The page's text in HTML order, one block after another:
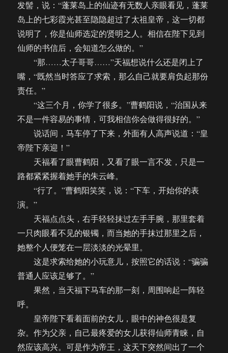
发髻，说：“蓬莱岛上的仙迹有无数人亲眼看见，蓬莱
岛上的七彩霞光甚至隐隐超过了太祖皇帝，这一切都
说明了，你是仙师选定的贤明之人。相信在陛下见到
仙师的书信后，会知道怎么做的。”
“那……太子哥哥……”天福想说什么还是闭上了
嘴，“既然当时答应了求索，那么自己就要肩负起那份
责任。”
“这三个月，你学了很多。”曹鹤阳说，“治国从来
不是一件容易的事情，可我相信你会做得很好的。”
说话间，马车停了下来，外面有人高声说道：“皇
帝陛下亲迎！”
天福看了眼曹鹤阳，又看了眼一言不发，只是一
路都紧紧握着她手的朱云峰。
“行了。”曹鹤阳笑笑，说：“下车，开始你的表
演。”
天福点点头，右手轻轻抹过左手手腕，那里套着
一只肉眼看不见的银镯，而当她的手抹过那里之后，
她整个人便笼在一层淡淡的光晕里。
这是求索给她的小玩意儿，按照它的话说：“骗骗
普通人应该足够了。”
果然，当天福下马车的那一刻，周围响起一阵轻
呼。
皇帝陛下看着面前的女儿，眼中的神色很是复
杂。作为父亲，自己最疼爱的女儿获得仙师青睐，自
然应该高兴。可是作为帝王，这天下突然间出了一个